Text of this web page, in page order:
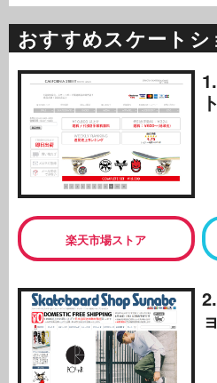
おすすめスケート
楽天市場ストア